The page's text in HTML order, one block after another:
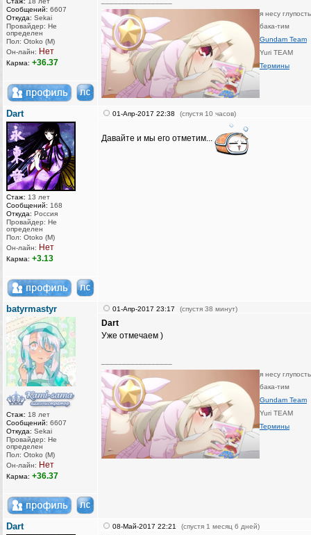
Сообщений: 6607
Откуда: Sekai
Провайдер: Не
определен
Пол: Otoko (M)
Он-лайн: Нет
Карма: +36.37
я несу
бака-тим
Gundam Team
Yuri TEAM
Термины
Dart
Стаж: 13 лет
Сообщений: 168
Откуда: Россия
Провайдер: Не
определен
Пол: Otoko (M)
Он-лайн: Нет
Карма: +3.13
01-Апр-2017 22:38 (спустя 10 часов)
Давайте и мы его отметим...
batyrmastyr
Стаж: 18 лет
Сообщений: 6607
Откуда: Sekai
Провайдер: Не
определен
Пол: Otoko (M)
Он-лайн: Нет
Карма: +36.37
01-Апр-2017 23:17 (спустя 38 минут)
Dart
Уже отмечаем )
я несу
бака-тим
Gundam Team
Yuri TEAM
Термины
Dart 08-Май-2017 22:21 (спустя 1 месяц 6 дней)